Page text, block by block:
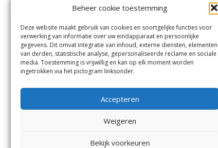
Beheer cookie toestemming
Deze website maakt gebruik van cookies en soortgelijke functies voor
verwerking van informatie over uw eindapparaat en persoonlijke
gegevens. Dit omvat integratie van inhoud, externe diensten, elementen
van derden, statistische analyse, gepersonaliseerde reclame en sociale
media. Toestemming is vrijwillig en kan op elk moment worden
ingetrokken via het pictogram linksonder.
Accepteren
Weigeren
Bekijk voorkeuren
Vrouwenakker,Waverveen
UithoornenDe Kwakel.
Contact
Andere uitgaven
Bezorgklacht
Vacatures
Voorwaarden
Privacyverklaring